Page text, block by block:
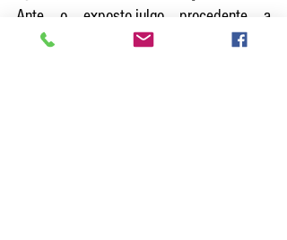
Ante o exposto,julgo procedente a
acusação e condeno o réu Robson